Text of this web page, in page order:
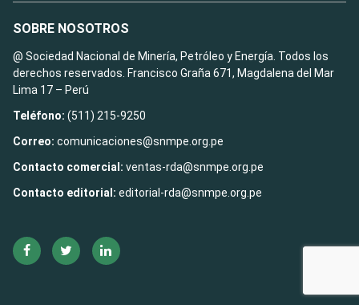
SOBRE NOSOTROS
@ Sociedad Nacional de Minería, Petróleo y Energía. Todos los
derechos reservados. Francisco Graña 671, Magdalena del Mar
Lima 17 – Perú
Teléfono: (511) 215-9250
Correo: comunicaciones@snmpe.org.pe
Contacto comercial: ventas-rda@snmpe.org.pe
Contacto editorial: editorial-rda@snmpe.org.pe